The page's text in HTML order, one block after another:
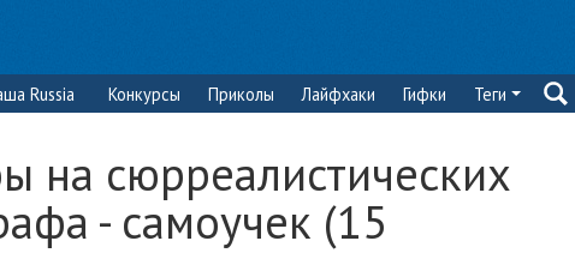
Russia Конкурсы Приколы Лайфхаки Гифки Теги
на сюрреалистических
- самоучек (15